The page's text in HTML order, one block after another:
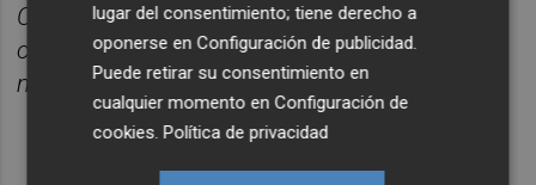
Castellón, reunida cada semana en un solo
correo para tener una visión completa del
mercado. Suscríbetegratis al bolet
lugar del consentimiento; tiene derecho a
oponerse enConfiguración de publicidad
Puede retirar su consentimiento en
cualquier momento enConfiguración de
cookies .Política de privacidad